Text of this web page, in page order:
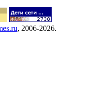
, 2006-2026.